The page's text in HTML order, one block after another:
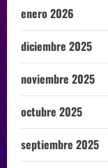
enero 2026
diciembre 2025
noviembre 2025
octubre 2025
septiembre 2025